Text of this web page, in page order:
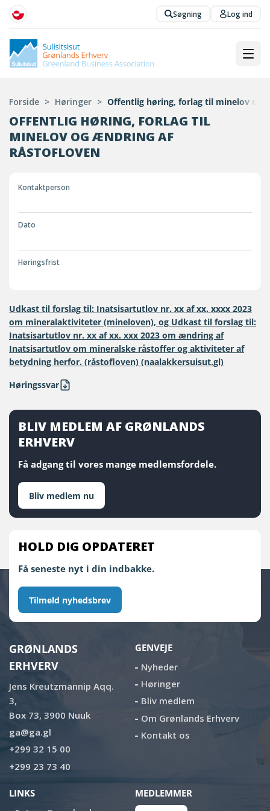
Søgning Log ind
Forside > Høringer > Offentlig høring, forlag til minelov og
OFFENTLIG HØRING, FORLAG TIL
MINELOV OG ÆNDRING AF
RÅSTOFLOVEN
Kontaktperson
Dato
Høringsfrist
Udkast til forslag til: Inatsisartutlov nr. xx af xx. xxxx 2023
om mineralaktiviteter (mineloven), og Udkast til forslag til:
Inatsisartutlov nr. xx af xx. xxx 2023 om ændring af
Inatsisartutlov om mineralske råstoffer og aktiviteter af
betydning herfor. (råstofloven) (naalakkersuisut.gl)
Høringssvar
BLIV MEDLEM AF GRØNLANDS
ERHVERV
Få adgang til vores mange medlemsfordele.
Bliv medlem nu
HOLD DIG OPDATERET
Få seneste nyt i din indbakke.
Tilmeld nyhedsbrev
GRØNLANDS
ERHVERV
Jens Kreutzmannip Aqq.
3,
Box 73, 3900 Nuuk
ga@ga.gl
+299 32 15 00
+299 23 73 40
GENVEJE
Nyheder
Høringer
Bliv medlem
Om Grønlands Erhverv
Kontakt os
LINKS
MEDLEMMER